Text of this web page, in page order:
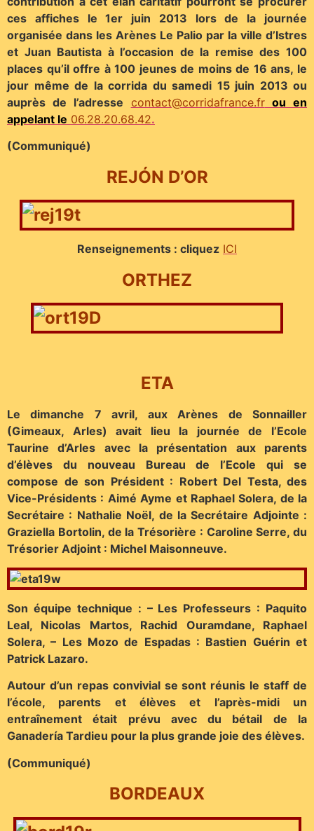
ces affiches le 1er juin 2013 lors de la journée
organisée dans les Arènes Le Palio par la ville d’Istres
et Juan Bautista à l’occasion de la remise des 100
places qu’il offre à 100 jeunes de moins de 16 ans, le
jour même de la corrida du samedi 15 juin 2013 ou
auprès de l’adresse contact@corridafrance.frou en
appelant le 06.28.20.68.42.
(Communiqué)
REJÓN D’OR
Renseignements : cliquez ICI
ORTHEZ
ETA
Le dimanche 7 avril, aux Arènes de Sonnailler
(Gimeaux, Arles) avait lieu la journée de l’Ecole
Taurine d’Arles avec la présentation aux parents
d’élèves du nouveau Bureau de l’Ecole qui se
compose de son Président : Robert Del Testa, des
Vice-Présidents : Aimé Ayme et Raphael Solera, de la
Secrétaire : Nathalie Noël, de la Secrétaire Adjointe :
Graziella Bortolin, de la Trésorière : Caroline Serre, du
Trésorier Adjoint : Michel Maisonneuve.
Son équipe technique : – Les Professeurs : Paquito
Leal, Nicolas Martos, Rachid Ouramdane, Raphael
Solera, – Les Mozo de Espadas : Bastien Guérin et
Patrick Lazaro.
Autour d’un repas convivial se sont réunis le staff de
l’école, parents et élèves et l’après-midi un
entraînement était prévu avec du bétail de la
Ganadería Tardieu pour la plus grande joie des élèves.
(Communiqué)
BORDEAUX